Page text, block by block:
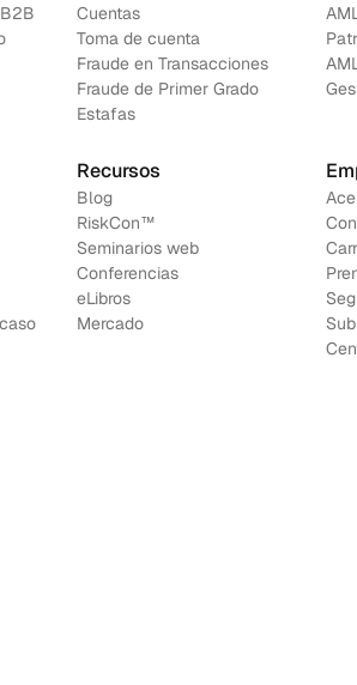
Cuentas
Toma de cuenta
Fraude en Transacciones
Fraude de Primer Grado
Estafas
Recursos
Blog
RiskCon™
Seminarios web
Conferencias
eLibros
Mercado